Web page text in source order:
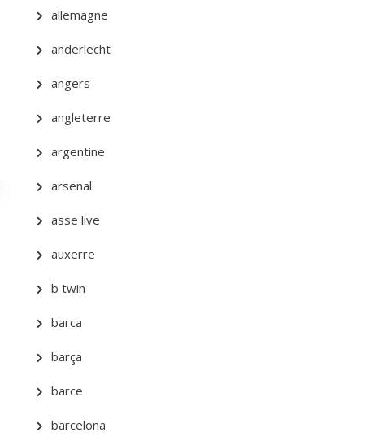
allemagne
anderlecht
angers
angleterre
argentine
arsenal
asse live
auxerre
b twin
barca
barça
barce
barcelona